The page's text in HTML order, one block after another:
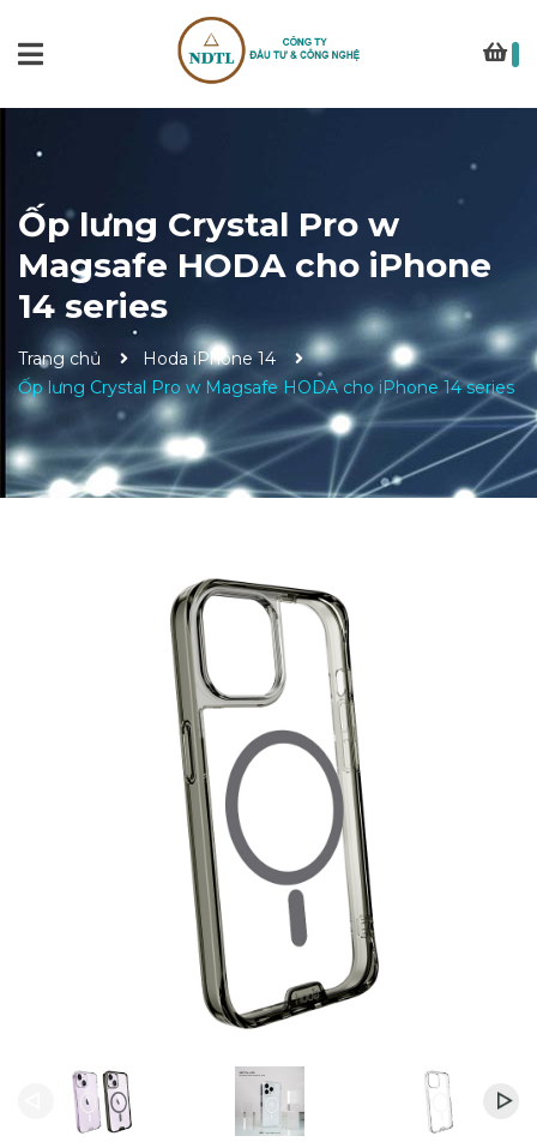
Ốp lưng Crystal Pro w
Magsafe HODA cho iPhone
14 series
Trang chủ
Hoda iPhone 14
Ốp lưng Crystal Pro w Magsafe HODA cho iPhone 14 series